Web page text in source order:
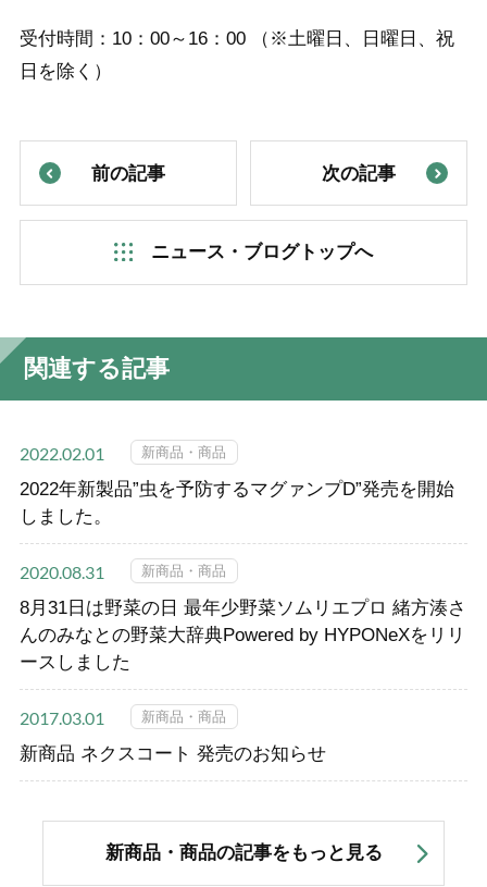
受付時間：10：00～16：00 （※土曜日、日曜日、祝
日を除く）
前の記事
ニュース・ブログトップへ
次の記事
関連する記事
2022.02.01 新商品・商品
2022年新製品”虫を予防するマグァンプD”発売を開始
しました。
2020.08.31 新商品・商品
8月31日は野菜の日 最年少野菜ソムリエプロ 緒方湊さ
んのみなとの野菜大辞典Powered by HYPONeXをリリ
ースしました
2017.03.01 新商品・商品
新商品 ネクスコート 発売のお知らせ
新商品・商品の記事をもっと見る